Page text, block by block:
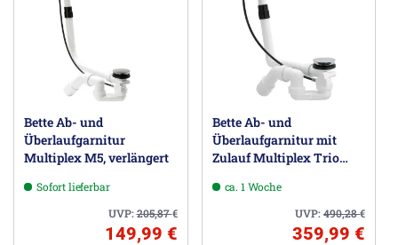
Bette Ab- und
Überlaufgarnitur
Multiplex M5, verlängert
Sofort lieferbar
UVP:205,87€
149,99 €
Bette Ab- und
Überlaufgarnitur mit
Zulauf Multiplex Trio
ca. 1 Woche
UVP:490,28€
359,99 €